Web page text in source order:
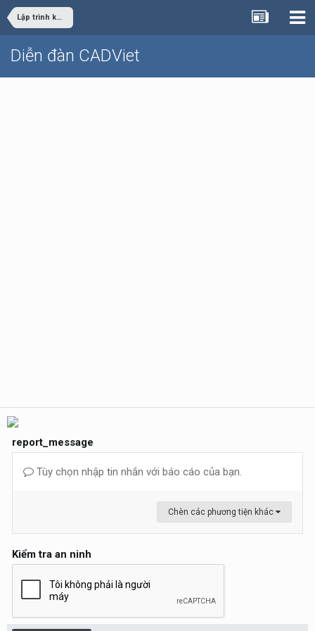
Lập trình khác
Diễn đàn CADViet
report_message
Tùy chọn nhập tin nhắn với báo cáo của bạn.
Chèn các phương tiện khác
Kiểm tra an ninh